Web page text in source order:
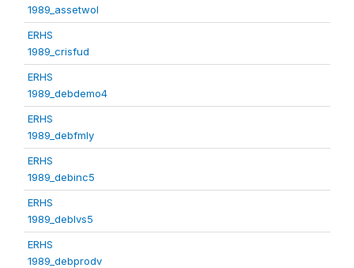
1989_assetwol
ERHS
1989_crisfud
ERHS
1989_debdemo4
ERHS
1989_debfmly
ERHS
1989_debinc5
ERHS
1989_deblvs5
ERHS
1989_debprodv